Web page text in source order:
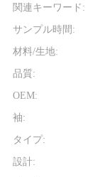
関連キーワード:
サンプル時間:
材料/生地:
品質:
OEM:
袖:
タイプ:
設計: